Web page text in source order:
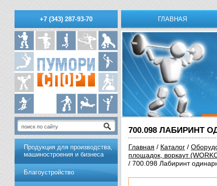
+7 (343) 287-93-70 ГЛАВНАЯ
700.098 ЛАБИРИНТ
Главная / Каталог /
площадок, воркаут
/ 700.098 Лабиринт
Продукция для производства,
машиностроения и бизнеса
Благоустройство